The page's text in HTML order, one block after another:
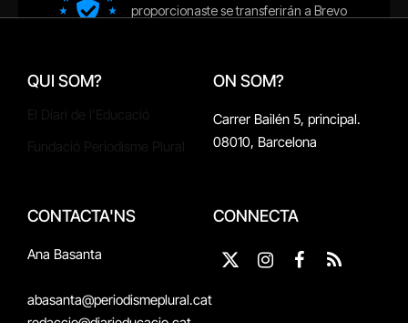
QUI SOM? ON SOM?
Carrer Bailén 5, principal.
08010, Barcelona
CONTACTA'NS
Ana Basanta
abasanta@periodismeplural.cat
CONNECTA
X
InstagramFacebook
RSS